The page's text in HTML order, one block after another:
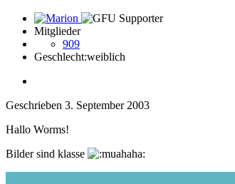
Mitglieder
909
Geschlecht:weiblich
Geschrieben 3. September 2003
Hallo Worms!
Bilder sind klasse